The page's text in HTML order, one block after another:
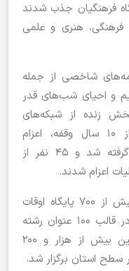
فرهنگیان جذب شدند
فرهنگی، هنری و علمی
شاخصی از جمله
و احیای شب‌های قدر
زنده از شبکه‌های
سراسری اجرا شد. همچنین پس از ۱۰ سال وقفه، اعزام
دانش‌آموزان به عمره مفرده از سر گرفته شد و ۴۵ نفر از
اعزام شدند.
مرتضوی گفت: در تابستان گذشته بیش از ۷۰۰ پایگاه اوقات
فراغت با حضور ۶۵ هزار دانش‌آموز در قالب ۱۰۰ عنوان رشته
آموزشی و فرهنگی فعال بود. همچنین بیش از هزار و ۲۰۰
سطح استان برگزار شد.